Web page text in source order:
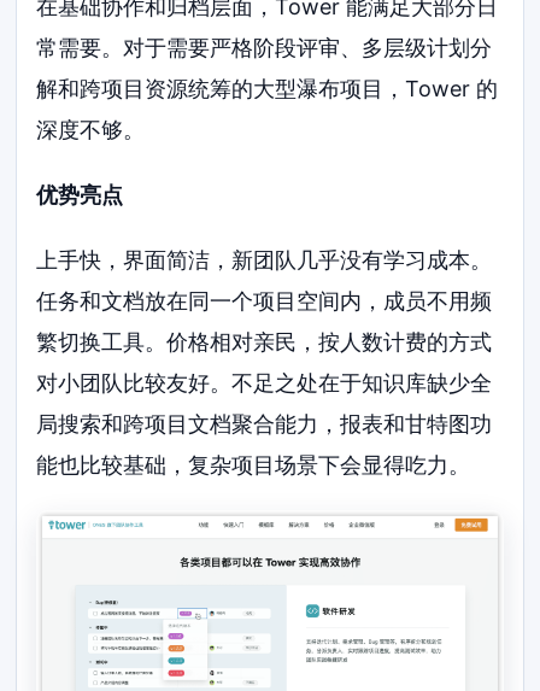
在基础协作和归档层面，Tower 能满足大部分日
常需要。对于需要严格阶段评审、多层级计划分
解和跨项目资源统筹的大型瀑布项目，Tower 的
深度不够。
优势亮点
上手快，界面简洁，新团队几乎没有学习成本。
任务和文档放在同一个项目空间内，成员不用频
繁切换工具。价格相对亲民，按人数计费的方式
对小团队比较友好。不足之处在于知识库缺少全
局搜索和跨项目文档聚合能力，报表和甘特图功
能也比较基础，复杂项目场景下会显得吃力。